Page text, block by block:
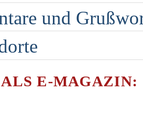
und
E-MAGAZIN: